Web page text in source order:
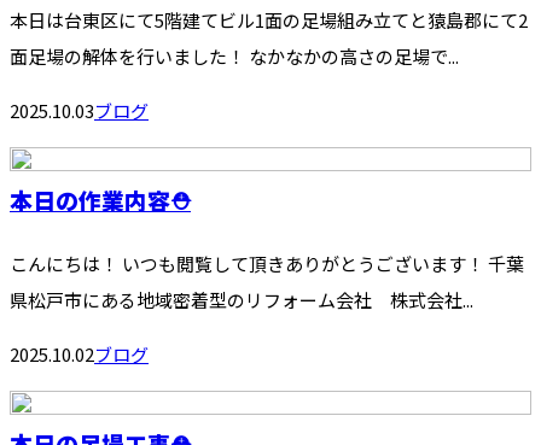
本日は台東区にて5階建てビル1面の足場組み立てと猿島郡にて2
面足場の解体を行いました！ なかなかの高さの足場で...
2025.10.03ブログ
本日の作業内容⛑️
こんにちは！ いつも閲覧して頂きありがとうございます！ 千葉
県松戸市にある地域密着型のリフォーム会社 株式会社...
2025.10.02ブログ